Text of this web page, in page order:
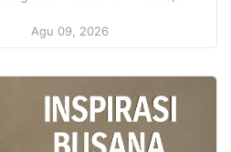
inklusif adalah hal
Melalui pendekatan ini,
termasuk yang memiliki
belajar dalam lingkungan
Agu 09, 2026